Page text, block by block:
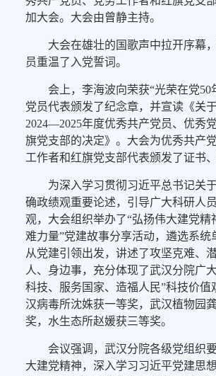
加大会。大会由曾静主持。
大会在雄壮的国歌声中拉开序幕
员重温了入党誓词。
会上，李海波向荣获“光荣在党50
党员代表颁发了纪念章，并宣读《关
2024—2025年度优秀共产党员、优秀
旗党支部的决定》。大会为优秀共产
工作者和红旗党支部代表颁发了证书、
为深入学习贯彻习近平总书记关
确政绩观重要论述，引导广大科研人
观，大会组织举办了“弘扬伟大建党
难力量”党建故事分享活动，遴选系统
从党建引领出发，讲述了攻坚克难、
人、身边事，充分体现了武汉分院广
科技、服务国家、造福人民”科技价值
汉病毒所沈姝获一等奖，武汉植物园
奖，水生态所赵媛获三等奖。
会议强调，武汉分院各级党组织
大建党精神，深入学习习近平党建思